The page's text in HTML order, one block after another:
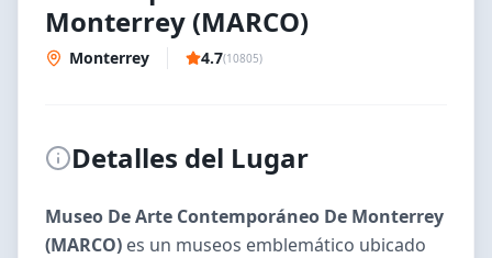
Monterrey (MARCO)
Monterrey 4.7(10805)
Detalles del Lugar
Museo De Arte Contemporáneo De Monterrey
(MARCO) es un museos emblemático ubicado